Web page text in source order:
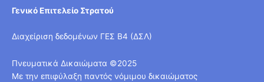
Γενικό Επιτελείο Στρατού
Διαχείριση δεδομένων ΓΕΣ Β4 (ΔΣΛ)
Πνευματικά Δικαιώματα ©2025
Με την επιφύλαξη παντός νόμιμου δικαιώματος